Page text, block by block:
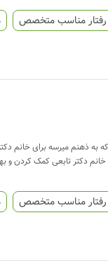
رفتار مناسب متخصص
ذهنم میرسه برای خانم
دکتر تابعی کمک کردن و
رفتار مناسب متخصص